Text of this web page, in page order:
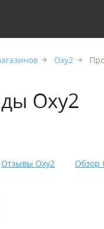
Oxy2
Oxy2
Отзывы Oxy2 Обзор